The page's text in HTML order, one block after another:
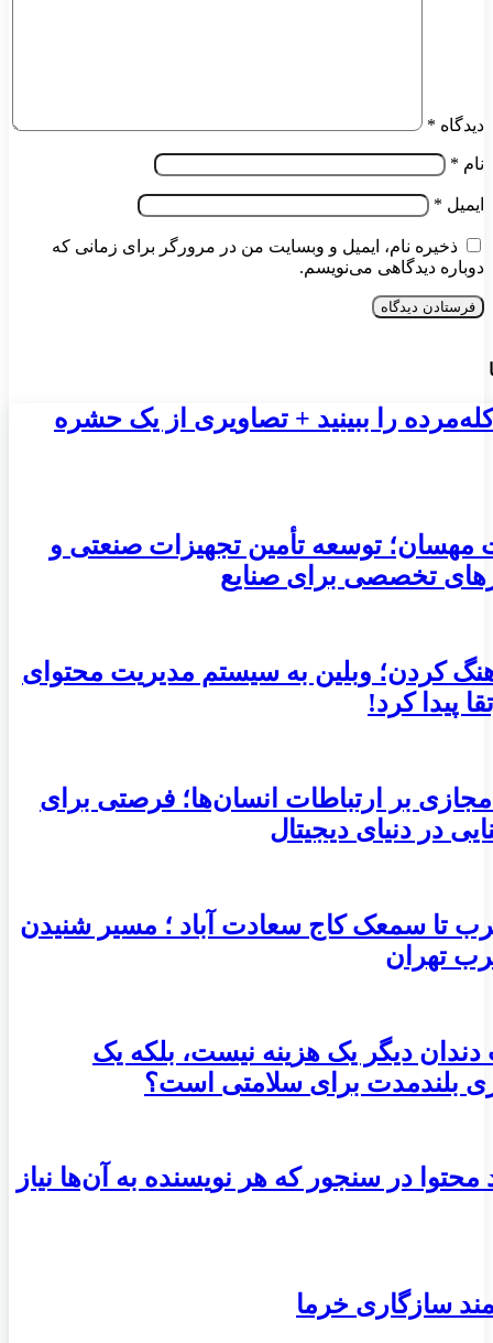
دیدگاه *
نام *
ایمیل *
ذخیره نام، ایمیل و وبسایت من در مرورگر برای زمانی که
دوباره دیدگاهی می‌نویسم.
کله‌مرده را ببینید + تصاویری از یک حشره
مهسان؛ توسعه تأمین تجهیزات صنعتی و
تخصصی برای صنایع
کردن؛ وبلین به سیستم مدیریت محتوای
پیدا کرد!
بر ارتباطات انسان‌ها؛ فرصتی برای
در دنیای دیجیتال
تا سمعک کاج سعادت آباد ؛ مسیر شنیدن
تهران
دندان دیگر یک هزینه نیست، بلکه یک
بلندمدت برای سلامتی است؟
محتوا در سنجور که هر نویسنده به آن‌ها نیاز
سازگاری خرما